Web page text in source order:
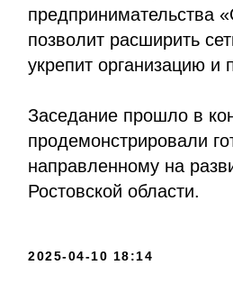
позволит расширить
укрепит организацию и
Заседание прошло в
продемонстрировали
направленному на
Ростовской области.
2025-04-10 18:14